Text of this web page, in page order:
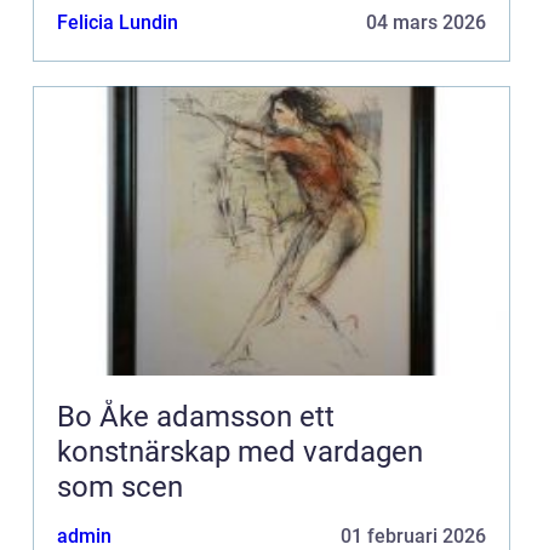
Felicia Lundin 04 mars 2026
Bo Åke adamsson ett
konstnärskap med vardagen
som scen
admin 01 februari 2026